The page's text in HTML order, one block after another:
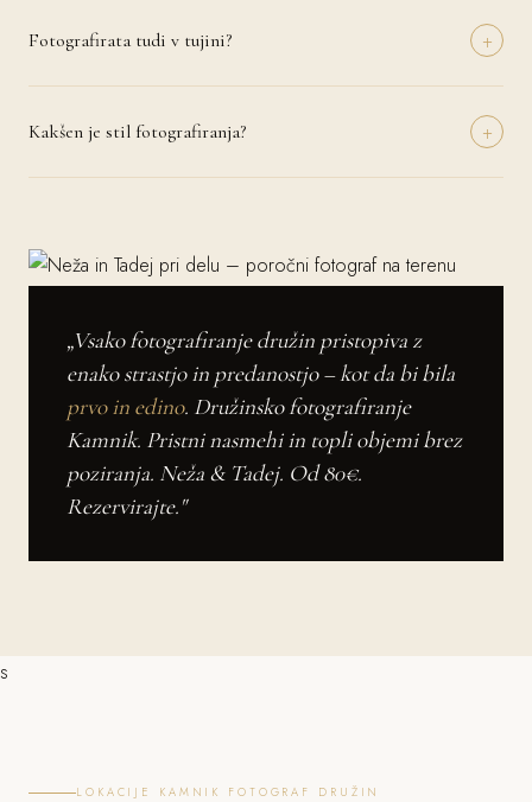
Podrobnosti dogovorimo individualno glede na vaše potrebe.
Fotografirata tudi v tujini? +
izkušnje z romantičnimi destinacijami kot so Toskana, Cinque Terre,
Kakšen je stil fotografiranja? +
Skupaj ustvarimo vaš edinstveni vizualni slog.
„Vsako fotografiranje družin pristopiva z
enako strastjo in predanostjo – kot da bi bila
prvo in edino. Družinsko fotografiranje
Kamnik. Pristni nasmehi in topli objemi brez
poziranja. Neža & Tadej. Od 80€.
Rezervirajte."
s
LOKACIJE KAMNIK FOTOGRAF DRUŽIN